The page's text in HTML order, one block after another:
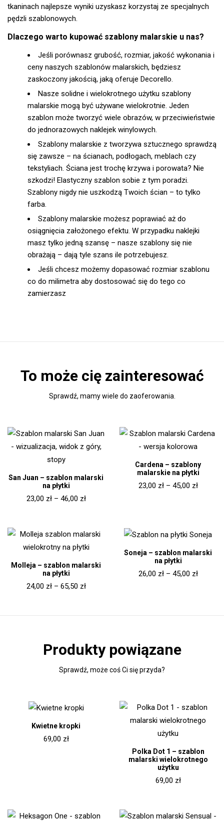
tkaninach najlepsze wyniki uzyskasz korzystaj ze specjalnych
pędzli szablonowych.
Dlaczego warto kupować szablony malarskie u nas?
Jeśli porównasz grubość, rozmiar, jakość wykonania i
ceny naszych szablonów malarskich, będziesz
zaskoczony jakością, jaką oferuje Decorello.
Nasze solidne i wielokrotnego użytku szablony
malarskie mogą być używane wielokrotnie. Jeden
szablon może tworzyć wiele obrazów, w przeciwieństwie
do jednorazowych naklejek winylowych.
Szablony malarskie z tworzywa sztucznego sprawdzą
się zawsze – na ścianach, podłogach, meblach czy
tekstyliach. Ściana jest trochę krzywa i porowata? Nie
szkodzi! Elastyczny szablon sobie z tym poradzi.
Szablony nigdy nie uszkodzą Twoich ścian – to tylko
farba.
Szablony malarskie możesz poprawiać aż do
osiągnięcia założonego efektu. W przypadku naklejki
masz tylko jedną szansę – nasze szablony się nie
obrażają – dają tyle szans ile potrzebujesz.
Jeśli chcesz możemy dopasować rozmiar szablonu
co do milimetra aby dostosować się do tego co
zamierzasz
To może cię zainteresować
Sprawdź, mamy wiele do zaoferowania.
San Juan – szablon malarski
na płytki
23,00 zł – 46,00 zł
Cardena – szablony
malarskie na płytki
23,00 zł – 45,00 zł
Molleja – szablon malarski
na płytki
24,00 zł – 65,50 zł
Soneja – szablon malarski
na płytki
26,00 zł – 45,00 zł
Produkty powiązane
Sprawdź, może coś Ci się przyda?
Kwietne kropki
69,00 zł
Polka Dot 1 – szablon
malarski wielokrotnego
użytku
69,00 zł